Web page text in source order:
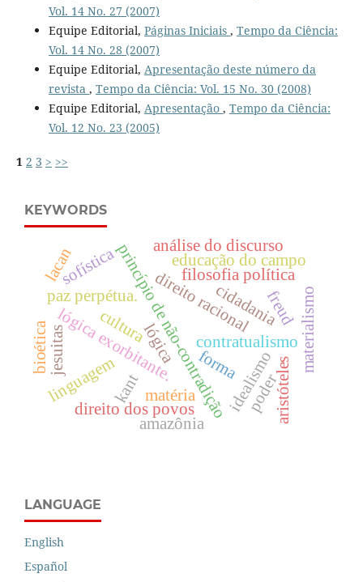
Vol. 14 No. 27 (2007)
Equipe Editorial, Páginas Iniciais , Tempo da Ciência:
Vol. 14 No. 28 (2007)
Equipe Editorial, Apresentação deste número da
revista , Tempo da Ciência: Vol. 15 No. 30 (2008)
Equipe Editorial, Apresentação , Tempo da Ciência:
Vol. 12 No. 23 (2005)
1 2 3 > >>
KEYWORDS
lógica
princípio de não-contradição
lógica exorbitante.
kant
direito racional
filosofia política
direito dos povos
contratualismo
paz perpétua.
idealismo
materialismo
forma
matéria
linguagem aristóteles
sofística
cultura
jesuitas
educação do campo
bioética
cidadania
poder
análise do discurso
freud
lacan
amazônia
LANGUAGE
English
Español